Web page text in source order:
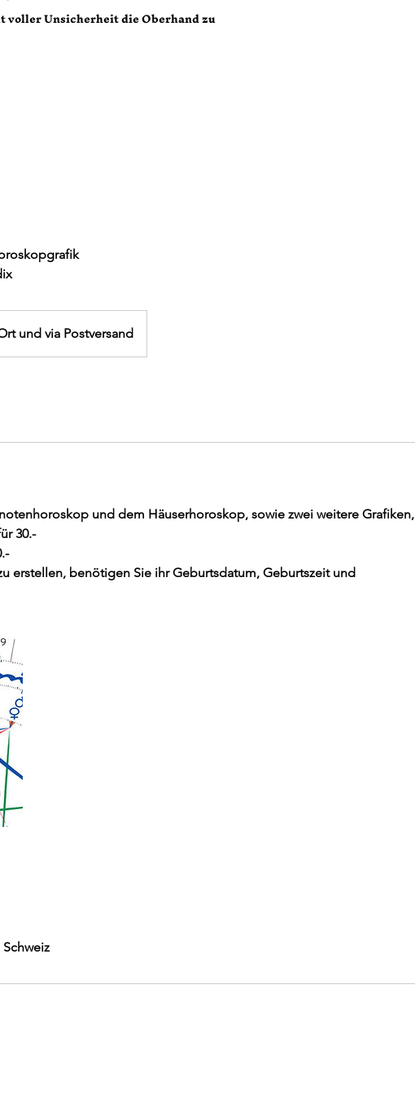
voller Unsicherheit die Oberhand zu
und via Postversand
und dem Häuserhoroskop, sowie zwei weitere Grafiken,
30.-
erstellen, benötigen Sie ihr Geburtsdatum, Geburtszeit und